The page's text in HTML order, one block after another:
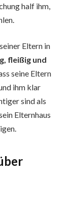
half ihm,
Eltern in
fleißig und
seine Eltern
ihm klar
sind als
Elternhaus